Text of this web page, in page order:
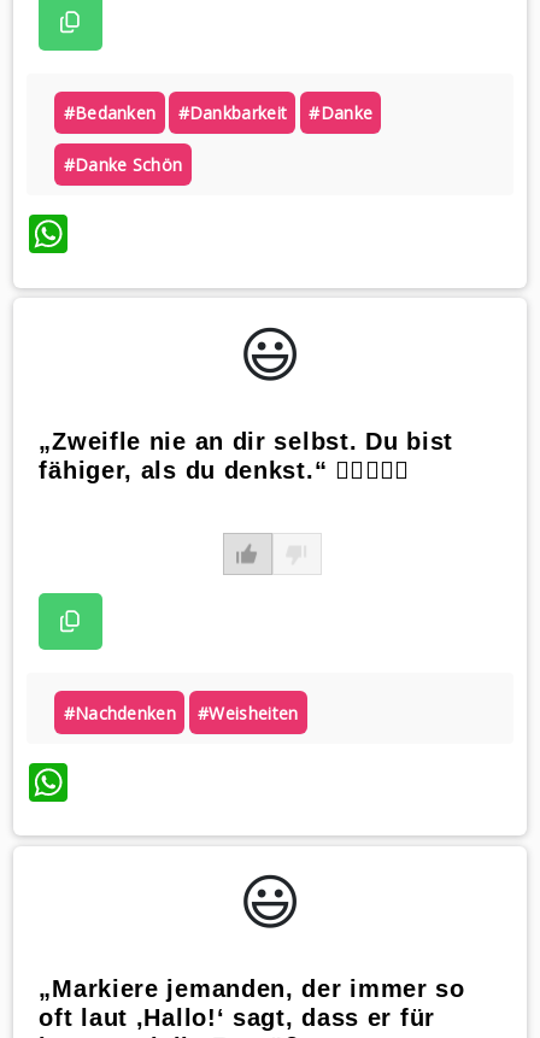
#bedanken #dankbarkeit #danke
#danke Schön
WhatsApp
😃️
„Zweifle nie an dir selbst. Du bist
fähiger, als du denkst.“ ✋🏻👍🏻😃
#nachdenken #weisheiten
WhatsApp
😃️
„Markiere jemanden, der immer so
oft laut ‚Hallo!‘ sagt, dass er für